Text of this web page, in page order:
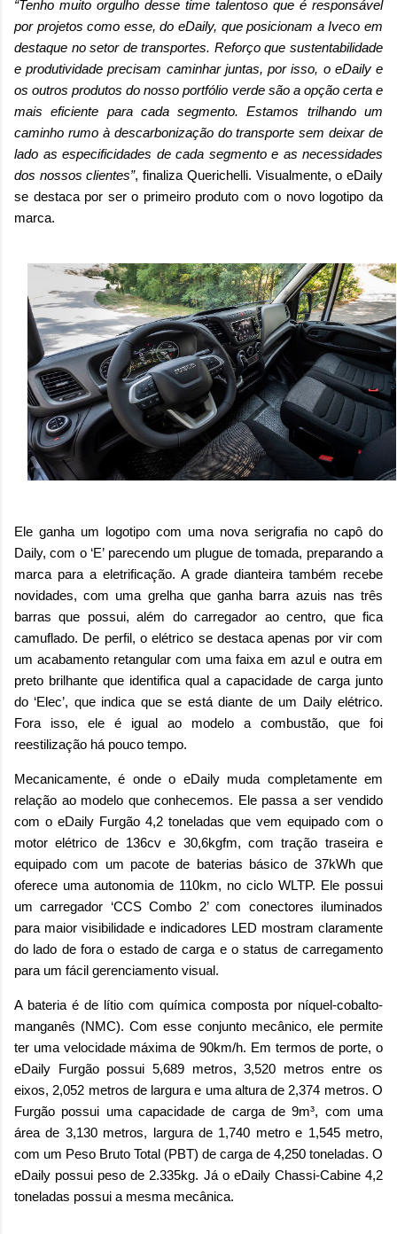
“Tenho muito orgulho desse time talentoso que é responsável
por projetos como esse, do eDaily, que posicionam a Iveco em
destaque no setor de transportes. Reforço que sustentabilidade
e produtividade precisam caminhar juntas, por isso, o eDaily e
os outros produtos do nosso portfólio verde são a opção certa e
mais eficiente para cada segmento. Estamos trilhando um
caminho rumo à descarbonização do transporte sem deixar de
lado as especificidades de cada segmento e as necessidades
dos nossos clientes”, finaliza Querichelli. Visualmente, o eDaily
se destaca por ser o primeiro produto com o novo logotipo da
marca.
Ele ganha um logotipo com uma nova serigrafia no capô do
Daily, com o ‘E’ parecendo um plugue de tomada, preparando a
marca para a eletrificação. A grade dianteira também recebe
novidades, com uma grelha que ganha barra azuis nas três
barras que possui, além do carregador ao centro, que fica
camuflado. De perfil, o elétrico se destaca apenas por vir com
um acabamento retangular com uma faixa em azul e outra em
preto brilhante que identifica qual a capacidade de carga junto
do ‘Elec’, que indica que se está diante de um Daily elétrico.
Fora isso, ele é igual ao modelo a combustão, que foi
reestilização há pouco tempo.
Mecanicamente, é onde o eDaily muda completamente em
relação ao modelo que conhecemos. Ele passa a ser vendido
com o eDaily Furgão 4,2 toneladas que vem equipado com o
motor elétrico de 136cv e 30,6kgfm, com tração traseira e
equipado com um pacote de baterias básico de 37kWh que
oferece uma autonomia de 110km, no ciclo WLTP. Ele possui
um carregador ‘CCS Combo 2’ com conectores iluminados
para maior visibilidade e indicadores LED mostram claramente
do lado de fora o estado de carga e o status de carregamento
para um fácil gerenciamento visual.
A bateria é de lítio com química composta por níquel-cobalto-
manganês (NMC). Com esse conjunto mecânico, ele permite
ter uma velocidade máxima de 90km/h. Em termos de porte, o
eDaily Furgão possui 5,689 metros, 3,520 metros entre os
eixos, 2,052 metros de largura e uma altura de 2,374 metros. O
Furgão possui uma capacidade de carga de 9m³, com uma
área de 3,130 metros, largura de 1,740 metro e 1,545 metro,
com um Peso Bruto Total (PBT) de carga de 4,250 toneladas. O
eDaily possui peso de 2.335kg. Já o eDaily Chassi-Cabine 4,2
toneladas possui a mesma mecânica.